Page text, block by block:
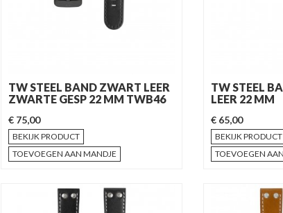
TW STEEL BAND ZWART LEER
ZWARTE GESP 22 MM TWB46
€ 75,00
BEKIJK PRODUCT
TOEVOEGEN AAN MANDJE
TW STEEL
LEER 22 MM
€ 65,00
BEKIJK PRODUCT
TOEVOEGEN